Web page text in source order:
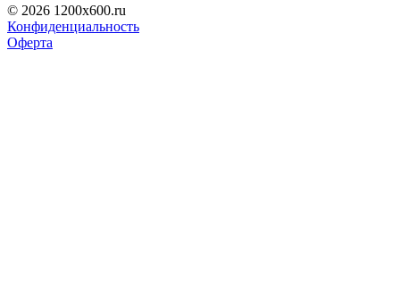
© 2026 1200x600.ru
Конфиденциальность
Оферта